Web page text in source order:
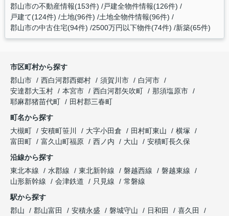
郡山市の不動産情報(153件) 戸建全物件情報(126件)
戸建て(124件) 土地(96件) 土地全物件情報(96件)
郡山市の中古住宅(94件) 2500万円以下物件(74件) 新築(65件)
市区町村から探す
郡山市
西白河郡西郷村 須賀川市
白河市
安達郡大玉村
本宮市 西白河郡矢吹町
那須塩原市
耶麻郡猪苗代町
田村郡三春町
町名から探す
大槻町
安積町笹川 大字小田倉 田村町東山
横塚
富田町
富久山町福原 西ノ内 大山
安積町長久保
沿線から探す
東北本線
水郡線 東北新幹線 磐越西線
磐越東線
山形新幹線
会津鉄道 只見線
常磐線
駅から探す
郡山
郡山富田 安積永盛 磐城守山 日和田
喜久田